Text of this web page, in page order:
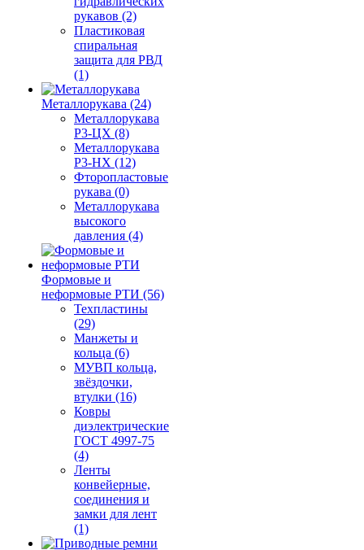
рукавов (2)
Пластиковая
спиральная
защита для РВД
(1)
Металлорукава (24)
Металлорукава
Р3-ЦХ (8)
Металлорукава
Р3-НХ (12)
Фторопластовые
рукава (0)
Металлорукава
высокого
давления (4)
Формовые и
неформовые РТИ (56)
Техпластины
(29)
Манжеты и
кольца (6)
МУВП кольца,
звёздочки,
втулки (16)
Ковры
диэлектрические
ГОСТ 4997-75
(4)
Ленты
конвейерные,
соединения и
замки для лент
(1)